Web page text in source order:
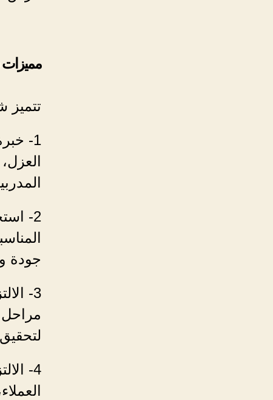
مميزات
تتميز
1-
2-
جودة
3-
4-